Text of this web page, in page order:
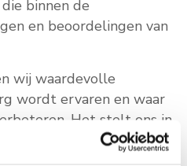
binnen de
en beoordelingen van
wij waardevolle
wordt ervaren en waar
Het stelt ons in
onze behandelingen